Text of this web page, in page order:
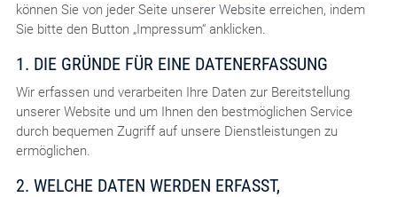
können Sie von jeder Seite unserer Website erreichen, indem
Sie bitte den Button „Impressum“ anklicken.
1. DIE GRÜNDE FÜR EINE DATENERFASSUNG
Wir erfassen und verarbeiten Ihre Daten zur Bereitstellung
unserer Website und um Ihnen den bestmöglichen Service
durch bequemen Zugriff auf unsere Dienstleistungen zu
ermöglichen.
2. WELCHE DATEN WERDEN ERFASST,